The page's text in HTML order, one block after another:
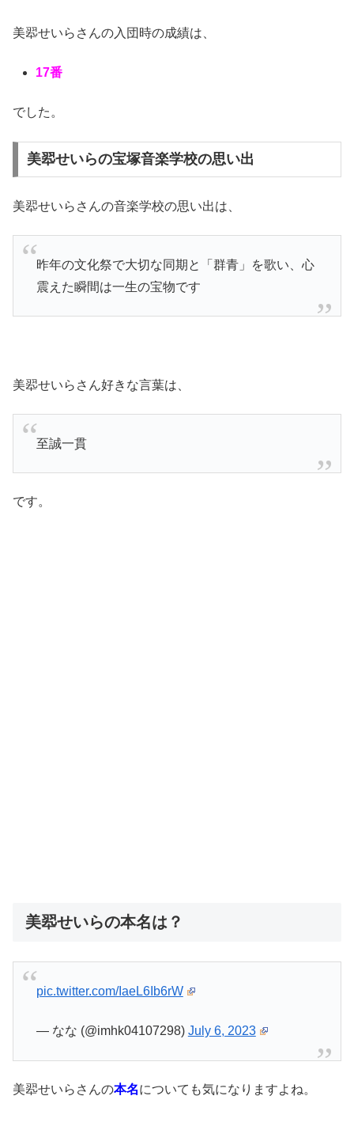
美翆せいらさんの入団時の成績は、
17番
でした。
美翆せいらの宝塚音楽学校の思い出
美翆せいらさんの音楽学校の思い出は、
昨年の文化祭で大切な同期と「群青」を歌い、心
震えた瞬間は一生の宝物です
美翆せいらさん好きな言葉は、
至誠一貫
です。
美翆せいらの本名は？
pic.twitter.com/IaeL6Ib6rW
— なな (@imhk04107298) July 6, 2023
美翆せいらさんの本名についても気になりますよね。